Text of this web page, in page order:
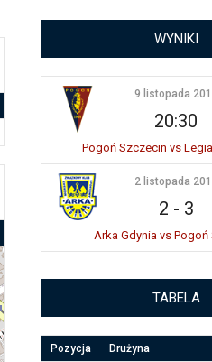
WYNIKI
9 listopada
20:30
Pogoń Szczecin vs
2 listopada
2 - 3
Arka Gdynia vs Pogoń
TABELA
Pozycja Drużyna